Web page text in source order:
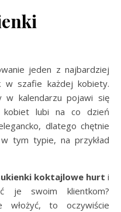
jeden z najbardziej
w szafie każdej kobiety.
w kalendarzu pojawi się
kobiet lubi na co dzień
dlatego chętnie
tym typie, na przykład
koktajlowe hurt i
je swoim klientkom?
włożyć, to oczywiście